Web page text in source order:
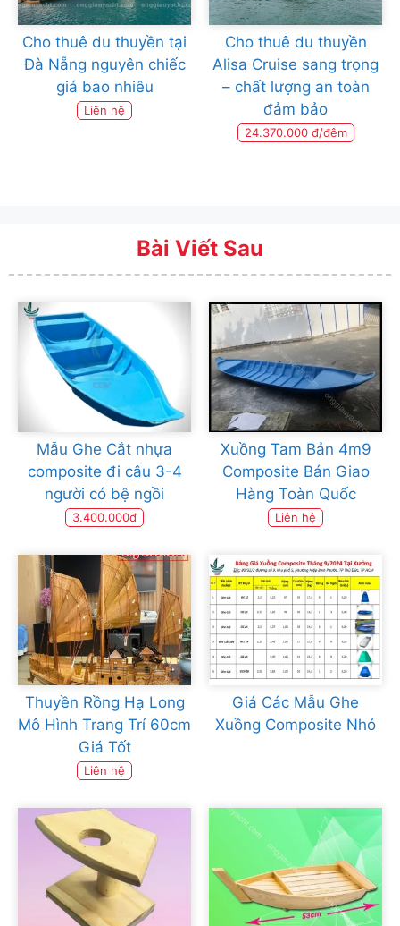
Cho thuê du thuyền tại
Đà Nẵng nguyên chiếc
giá bao nhiêu
Liên hệ
Cho thuê du thuyền
Alisa Cruise sang trọng
– chất lượng an toàn
đảm bảo
24.370.000 đ/đêm
Bài Viết Sau
Mẫu Ghe Cắt nhựa
composite đi câu 3-4
người có bệ ngồi
3.400.000đ
Xuồng Tam Bản 4m9
Composite Bán Giao
Hàng Toàn Quốc
Liên hệ
Thuyền Rồng Hạ Long
Mô Hình Trang Trí 60cm
Giá Tốt
Liên hệ
Giá Các Mẫu Ghe
Xuồng Composite Nhỏ